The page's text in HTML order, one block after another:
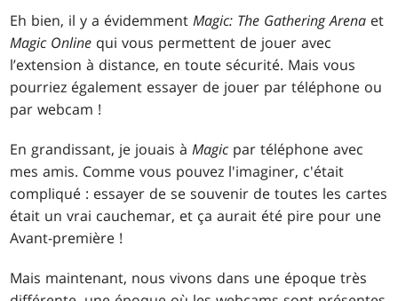
Eh bien, il y a évidemmentMagic: The Gathering Arena et
Magic Online qui vous permettent de jouer avec
l’extension à distance, en toute sécurité. Mais vous
pourriez également essayer de jouer par téléphone ou
par webcam !
En grandissant, je jouais àMagic par téléphone avec
mes amis. Comme vous pouvez l'imaginer, c'était
compliqué : essayer de se souvenir de toutes les cartes
était un vrai cauchemar, et ça aurait été pire pour une
Avant-première !
Mais maintenant, nous vivons dans une époque très